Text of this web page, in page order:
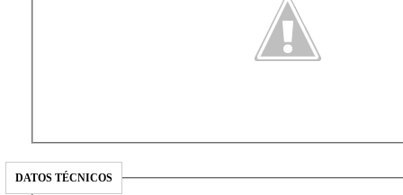
DATOS TÉCNICOS